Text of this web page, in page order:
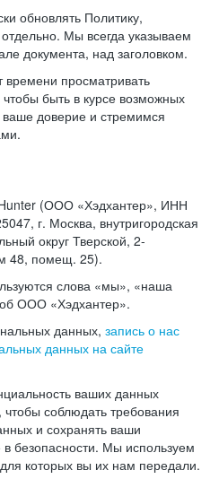
обновлять Политику,
Мы всегда указываем
документа, над заголовком.
просматривать
быть в курсе возможных
доверие и стремимся
(ООО «Хэдхантер», ИНН
г. Москва, внутригородская
округ Тверской, 2-
48, помещ. 25).
слова «мы», «наша
ООО «Хэдхантер».
данных, запись о нас
данных на сайте
ваших данных
соблюдать требования
и сохранять ваши
безопасности. Мы используем
которых вы их нам передали.